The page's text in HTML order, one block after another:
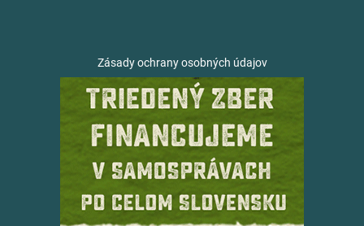
Zásady ochrany osobných údajov